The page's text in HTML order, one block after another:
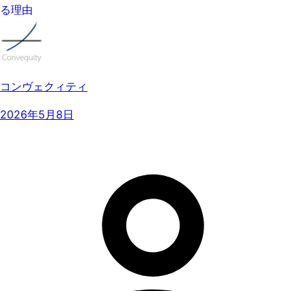
る理由
コンヴェクィティ
2026年5月8日